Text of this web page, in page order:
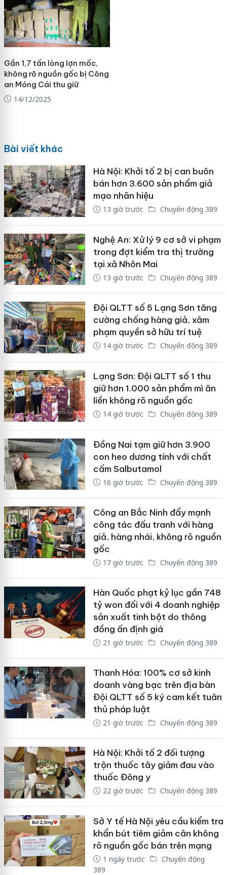
Gần 1,7 tấn lòng lợn mốc,
không rõ nguồn gốc bị Công
an Móng Cái thu giữ
14/12/2025
Bài viết khác
Hà Nội: Khởi tố 2 bị can buôn
bán hơn 3.600 sản phẩm giả
mạo nhãn hiệu
13 giờ trước Chuyển động 389
Nghệ An: Xử lý 9 cơ sở vi phạm
trong đợt kiểm tra thị trường
tại xã Nhôn Mai
13 giờ trước Chuyển động 389
Đội QLTT số 5 Lạng Sơn tăng
cường chống hàng giả, xâm
phạm quyền sở hữu trí tuệ
14 giờ trước Chuyển động 389
Lạng Sơn: Đội QLTT số 1 thu
giữ hơn 1.000 sản phẩm mì ăn
liền không rõ nguồn gốc
14 giờ trước Chuyển động 389
Đồng Nai tạm giữ hơn 3.900
con heo dương tính với chất
cấm Salbutamol
16 giờ trước Chuyển động 389
Công an Bắc Ninh đẩy mạnh
công tác đấu tranh với hàng
giả, hàng nhái, không rõ nguồn
gốc
17 giờ trước Chuyển động 389
Hàn Quốc phạt kỷ lục gần 748
tỷ won đối với 4 doanh nghiệp
sản xuất tinh bột do thông
đồng ấn định giá
21 giờ trước Chuyển động 389
Thanh Hóa: 100% cơ sở kinh
doanh vàng bạc trên địa bàn
Đội QLTT số 5 ký cam kết tuân
thủ pháp luật
21 giờ trước Chuyển động 389
Hà Nội: Khởi tố 2 đối tượng
trộn thuốc tây giảm đau vào
thuốc Đông y
22 giờ trước Chuyển động 389
Sở Y tế Hà Nội yêu cầu kiểm tra
khẩn bút tiêm giảm cân không
rõ nguồn gốc bán trên mạng
1 ngày trước
Chuyển động
389